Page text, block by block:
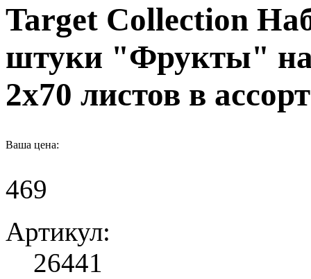
Target Collection
штуки "Фрукты" на
2х70 листов в
Ваша цена:
469
Артикул:
26441